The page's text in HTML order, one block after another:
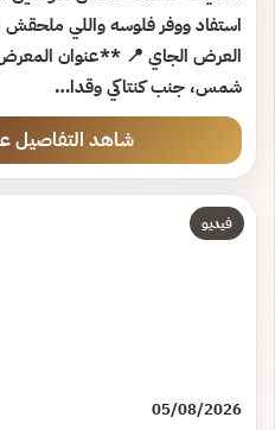
استفاد ووفر فلوسه واللي ملحقش
شمس، جنب كنتاكي وقدا…
شاهد التفاصيل
فيديو
05/08/2026